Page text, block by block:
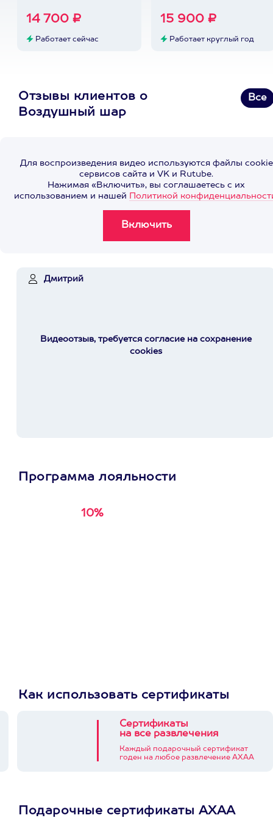
14 700 ₽
Работает сейчас
15 900 ₽
Работает круглый год
Отзывы клиентов о
Воздушный шар
Все
Для воспроизведения видео используются файлы cookie
сервисов сайта и VK и Rutube.
Нажимая «Включить», вы соглашаетесь с их
использованием и нашей Политикой
Дмитрий
Видеоотзыв, требуется согласие на сохранение
cookies
Программа лояльности
10%
Как использовать сертификаты
Сертификаты
на все развлечения
Каждый подарочный сертификат
годен на любое развлечение АХАА
Подарочные сертификаты АХАА